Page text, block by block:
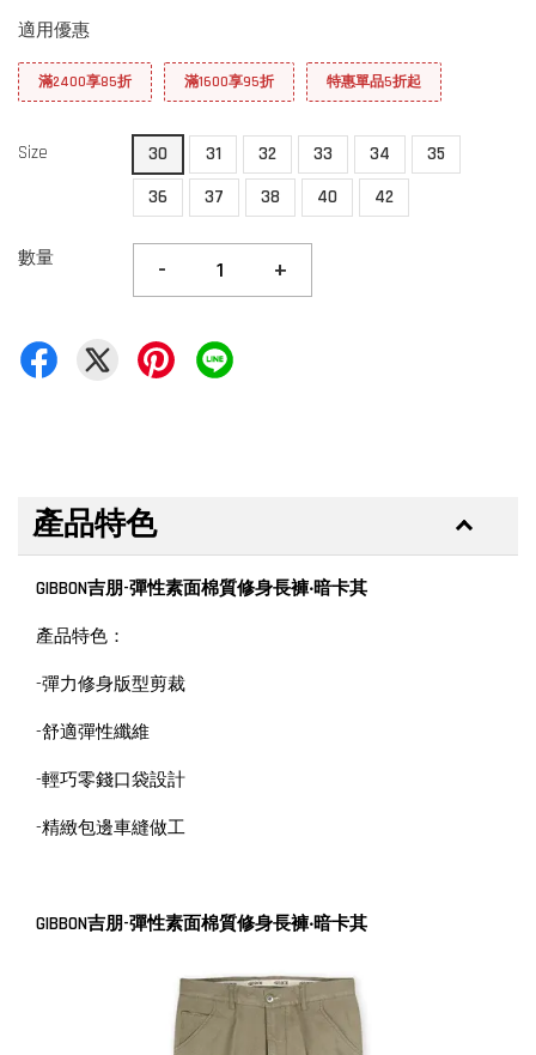
適用優惠
滿2400享85折 滿1600享95折 特惠單品5折起
Size 30 31 32 33 34
35
36
37 38 40 42
數量 - +
產品特色
GIBBON吉朋-彈性素面棉質修身長褲‧暗卡其
產品特色：
-彈力修身版型剪裁
-舒適彈性纖維
-輕巧零錢口袋設計
-精緻包邊車縫做工
GIBBON吉朋-彈性素面棉質修身長褲‧暗卡其